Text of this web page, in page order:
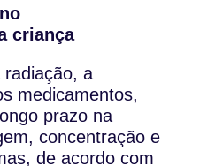
criança
a
medicamentos,
prazo na
concentração e
de acordo com